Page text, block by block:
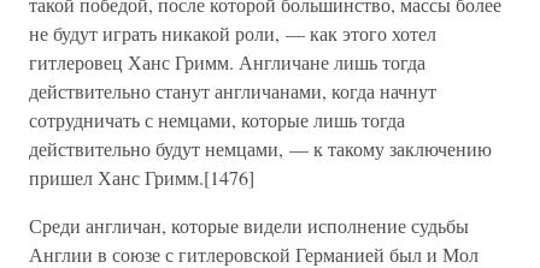
не будут играть никакой роли, — как этого хотел
гитлеровец Ханс Гримм. Англичане лишь тогда
действительно станут англичанами, когда начнут
сотрудничать с немцами, которые лишь тогда
действительно будут немцами, — к такому заключению
пришел Ханс Гримм.[1476]
Среди англичан, которые видели исполнение судьбы
Англии в союзе с гитлеровской Германией был и Мол